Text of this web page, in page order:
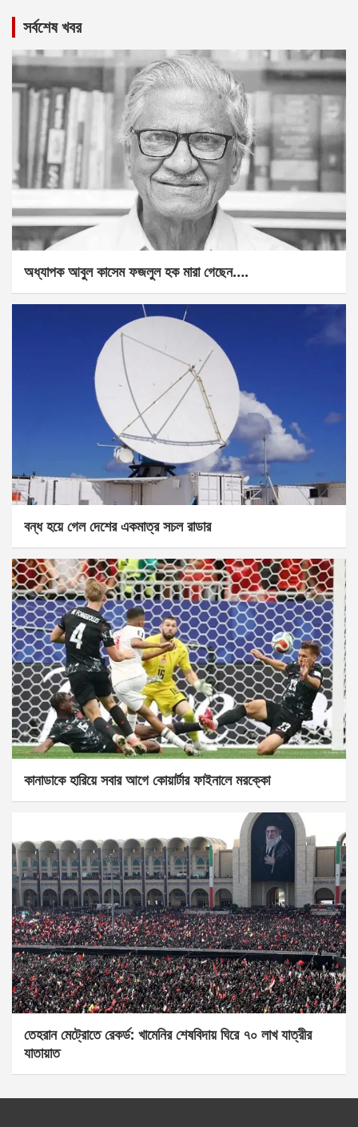
সর্বশেষ খবর
অধ্যাপক আবুল কাসেম ফজলুল হক মারা গেছেন….
বন্ধ হয়ে গেল দেশের একমাত্র সচল রাডার
কানাডাকে হারিয়ে সবার আগে কোয়ার্টার ফাইনালে মরক্কো
তেহরান মেট্রোতে রেকর্ড: খামেনির শেষবিদায় ঘিরে ৭০ লাখ যাত্রীর
যাতায়াত